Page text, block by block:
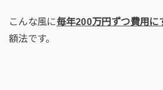
こんな風に毎年200万円ずつ費用に
額法です。